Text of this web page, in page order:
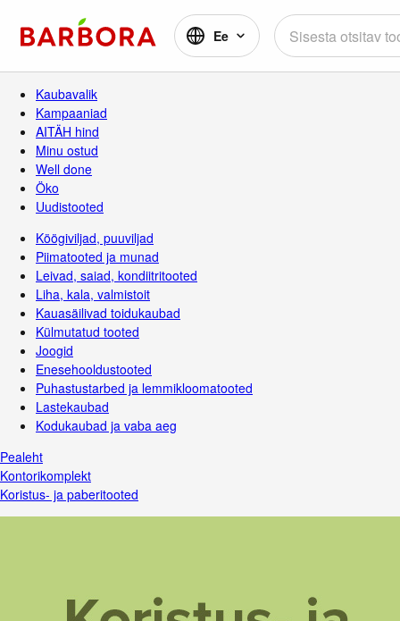
Ee
Kaubavalik
Kampaaniad
AITÄH hind
Minu ostud
Well done
Öko
Uudistooted
Köögiviljad, puuviljad
Piimatooted ja munad
Leivad, saiad, kondiitritooted
Liha, kala, valmistoit
Kauasäilivad toidukaubad
Külmutatud tooted
Joogid
Enesehooldustooted
Puhastustarbed ja lemmikloomatooted
Lastekaubad
Kodukaubad ja vaba aeg
Pealeht
Kontorikomplekt
Koristus- ja paberitooted